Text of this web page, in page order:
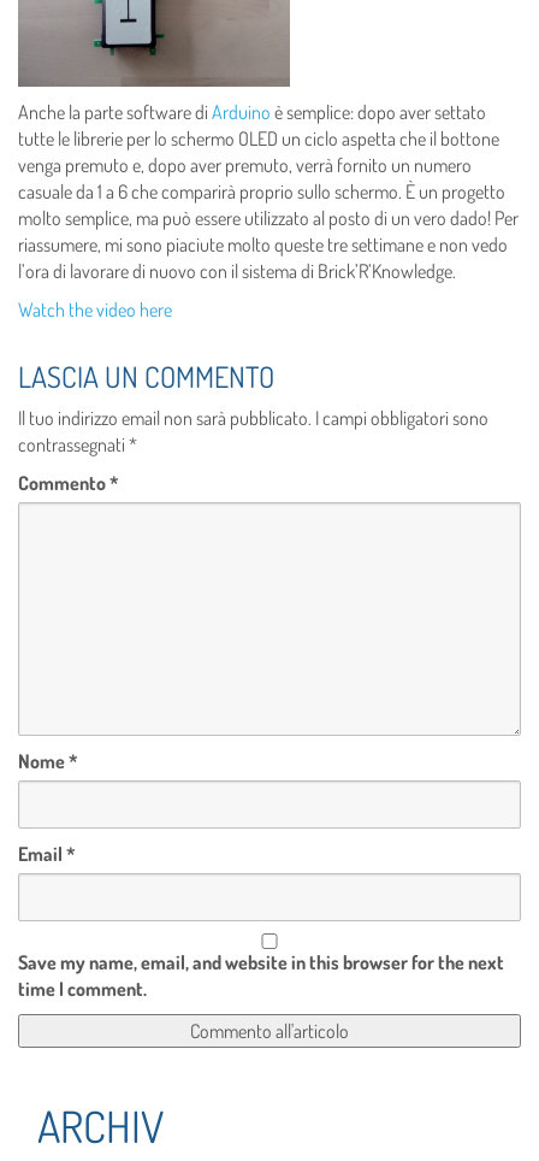
Anche la parte software di Arduino è semplice: dopo aver settato
tutte le librerie per lo schermo OLED un ciclo aspetta che il bottone
venga premuto e, dopo aver premuto, verrà fornito un numero
casuale da 1 a 6 che comparirà proprio sullo schermo. È un progetto
molto semplice, ma può essere utilizzato al posto di un vero dado! Per
riassumere, mi sono piaciute molto queste tre settimane e non vedo
l’ora di lavorare di nuovo con il sistema di Brick’R’Knowledge.
Watch the video here
LASCIA UN COMMENTO
Il tuo indirizzo email non sarà pubblicato. I campi obbligatori sono
contrassegnati *
Commento*
Nome*
Email *
Save my name, email, and website in this browser for the next
time I comment.
ARCHIV